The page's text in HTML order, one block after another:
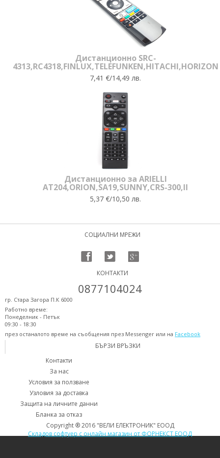
Дистанционно SRC-
4313,RC4318,FINLUX,TELEFUNKEN,HITACHI,HORIZON
7,41 €/14,49 лв.
Дистанционно за ARIELLI
AT204,ORION,SA19,SUNNY,CRS-300,II
5,37 €/10,50 лв.
СОЦИАЛНИ МРЕЖИ
КОНТАКТИ
0877104024
гр. Стара Загора П.К 6000
Работно време:
Понеделник - Петък
09:30 - 18:30
през останалото време на съобщения през Messenger или на Facebook
БЪРЗИ ВРЪЗКИ
Контакти
За нас
Условия за ползване
Узловия за доставка
Защита на личните данни
Бланка за отказ
Copyright ® 2016 "ВЕЛИ ЕЛЕКТРОНИК" ЕООД
Складов софтуер с онлайн магазин от ФОРНЕКСТ ЕООД